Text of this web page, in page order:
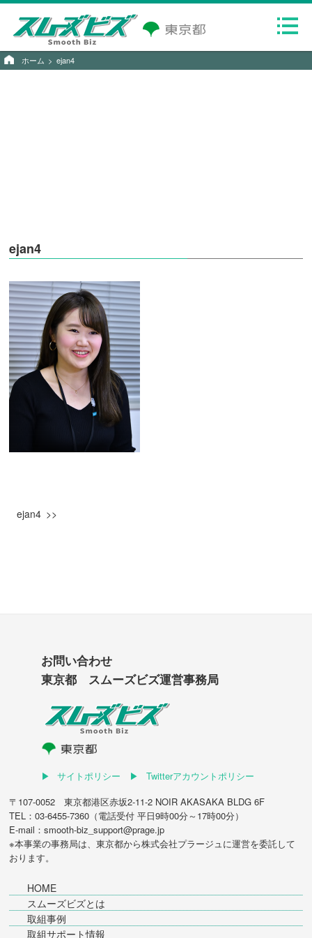
ホーム ejan4
ejan4
ejan4
お問い合わせ
東京都 スムーズビズ運営事務局
サイトポリシー
Twitterアカウントポリシー
〒107-0052 東京都港区赤坂2-11-2 NOIR AKASAKA BLDG 6F
TEL：03-6455-7360（電話受付 平日9時00分～17時00分）
E-mail：smooth-biz_support@prage.jp
※本事業の事務局は、東京都から株式会社プラージュに運営を委託して
おります。
HOME
スムーズビズとは
取組事例
取組サポート情報